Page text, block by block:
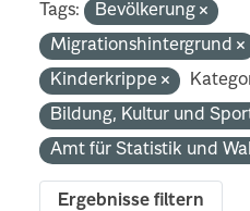
Tags:
Bevölkerung
Migrationshintergrund
Kinderkrippe
Bildung, Kultur und
Amt für Statistik und
Ergebnisse filtern